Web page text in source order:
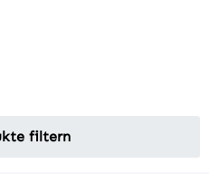
filtern